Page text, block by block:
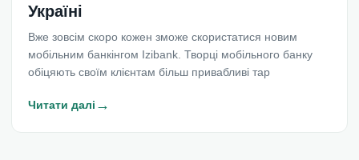
Україні
Вже зовсім скоро кожен зможе скористатися новим
мобільним банкінгом Izibank. Творці мобільного банку
обіцяють своїм клієнтам більш привабливі тар
Читати далі →